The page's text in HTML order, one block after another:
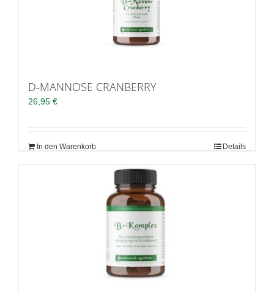
D-MANNOSE CRANBERRY
26,95 €
In den Warenkorb Details